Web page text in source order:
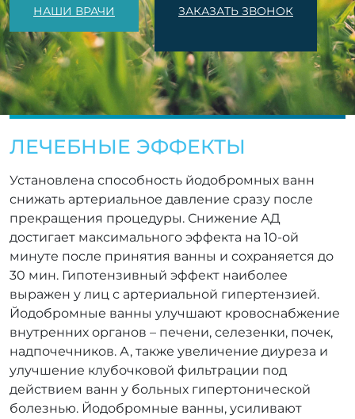
НАШИ ВРАЧИ ЗАКАЗАТЬ ЗВОНОК
ЛЕЧЕБНЫЕ ЭФФЕКТЫ
Установлена способность йодобромных ванн
снижать артериальное давление сразу после
прекращения процедуры. Снижение АД
достигает максимального эффекта на 10-ой
минуте после принятия ванны и сохраняется до
30 мин. Гипотензивный эффект наиболее
выражен у лиц с артериальной гипертензией.
Йодобромные ванны улучшают кровоснабжение
внутренних органов – печени, селезенки, почек,
надпочечников. А, также увеличение диуреза и
улучшение клубочковой фильтрации под
действием ванн у больных гипертонической
болезнью. Йодобромные ванны, усиливают